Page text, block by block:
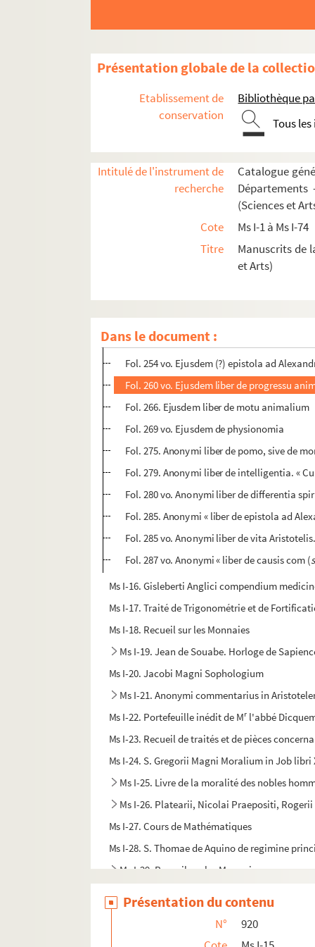
Présentation globale de la
Etablissement de
conservation
Bibliothèque
Tous
Intitulé de l'instrument de
recherche
Catalogue
(Sciences et
Cote
Ms I-1 à Ms I-74
Titre
Manuscrits de
et Arts)
Dans le document :
Fol. 152 vo. Ejusdem Meteororum libri IV
Fol. 186. Ejusdem de anima libri III
Fol. 204. Ejusdem liber de sensu et sensato
Fol. 211. Ejusdem liber de memoria et
Fol. 219 vo. Ejusdem liber de longitudine
Fol. 221. Ejusdem liber de juventute et
Fol. 228 vo. Anonymi liber de
Fol. 235. Aristotelis (?) liber de
Fol. 237 vo. Anonymi liber de inundatione
Fol. 239. Aristotelis (?) liber de bona
Fol. 241. Ejusdem liber de vegetabilibus
Fol. 245 vo. Ejusdem liber de tribus
Fol. 250. Ejusdem liber de coloribus. «
Fol. 254 vo. Ejusdem (?) epistola ad
Fol. 260 vo. Ejusdem liber de progressu
Fol. 266. Ejusdem liber de motu animalium
Fol. 269 vo. Ejusdem de physionomia
Fol. 275. Anonymi liber de pomo, sive de
Fol. 279. Anonymi liber de intelligentia. «
Fol. 280 vo. Anonymi liber de differentia
Fol. 285. Anonymi « liber de epistola ad
Fol. 285 vo. Anonymi liber de vita
Fol. 287 vo. Anonymi « liber de causis com (
Ms I-16. Gisleberti Anglici compendium
Ms I-17. Traité de Trigonométrie et de
Ms I-18. Recueil sur les Monnaies
Ms I-19. Jean de Souabe. Horloge de
Ms I-20. Jacobi Magni Sophologium
Ms I-21. Anonymi commentarius in
Ms I-22. Portefeuille inédit de Mr l'abbé
Ms I-23. Recueil de traités et de pièces
Ms I-24. S. Gregorii Magni Moralium in Job libri
Ms I-25. Livre de la moralité des nobles
Ms I-26. Platearii, Nicolai Praepositi,
Ms I-27. Cours de Mathématiques
Ms I-28. S. Thomae de Aquino de regimine
Ms I-29. Recueil sur les Monnaies
Présentation du contenu
N°
920